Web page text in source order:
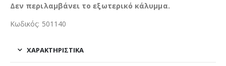
Δεν περιλαμβάνει το εξωτερικό κάλυμμα.
Κωδικός: 501140
ΧΑΡΑΚΤΗΡΙΣΤΙΚΑ